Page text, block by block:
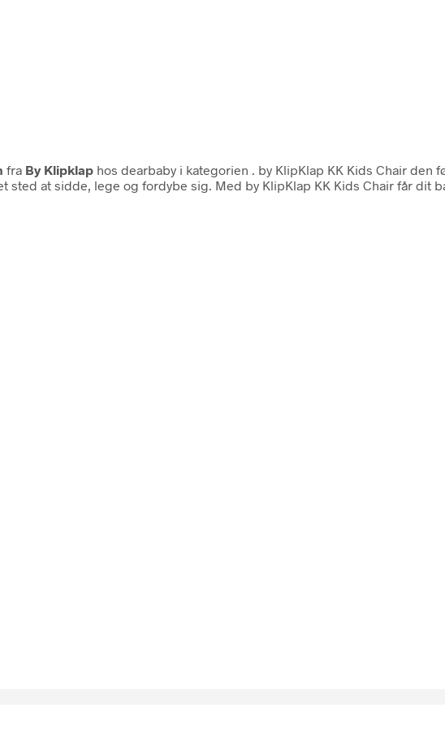
fra By Klipklap hos dearbaby i kategorien
. by KlipKlap KK Kids Chair
at sidde, lege og fordybe sig. Med by KlipKlap KK Kids Chair får dit